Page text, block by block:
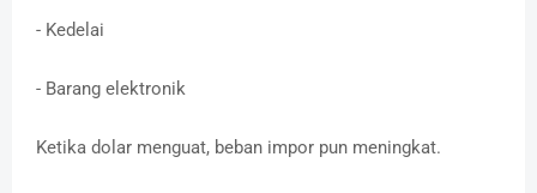
- Kedelai
- Barang elektronik
Ketika dolar menguat, beban impor pun meningkat.